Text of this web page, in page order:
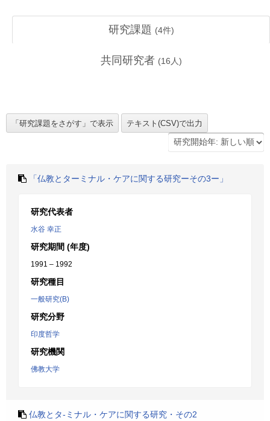
研究課題 (4件)
共同研究者 (16 人)
「仏教とターミナル・ケアに関する研究ーその3ー」
研究代表者
水谷 幸正
研究期間 (年度)
1991 – 1992
研究種目
一般研究(B)
研究分野
印度哲学
研究機関
佛教大学
仏教とタ-ミナル・ケアに関する研究・その2